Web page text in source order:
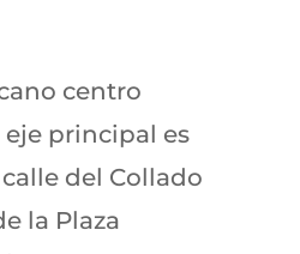
centro
principal es
del Collado
la Plaza